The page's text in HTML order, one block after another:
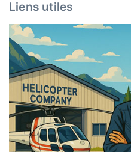
Liens utiles